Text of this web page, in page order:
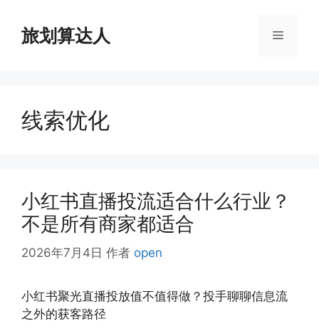
旅划算达人 菜
线索优化
小红书直播投流适合什么行业？
不是所有商家都适合
2026年7月4日 作者 open
小红书聚光直播投放值不值得做？投手聊聊信息流
之外的获客路径